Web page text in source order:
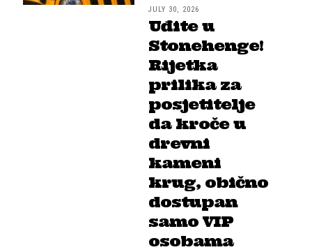
JULY 30, 2026
Uđite u
Stonehenge!
Rijetka
prilika za
posjetitelje
da kroče u
drevni
kameni
krug, obično
dostupan
samo VIP
osobama